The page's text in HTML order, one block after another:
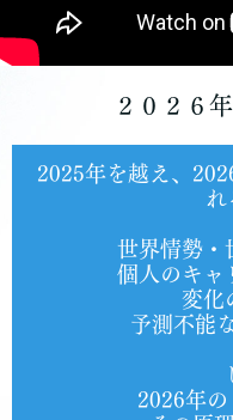
２０２６
2025年を越え、
れ
世界情勢・
個人のキャ
変化
予測不能
2026年の